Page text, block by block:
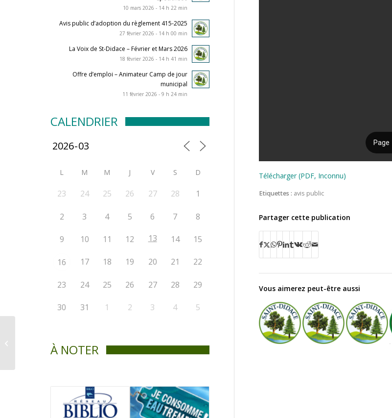
Télécharger (PDF, Inconnu)
Etiquettes : avis public
Partager cette publication
Vous aimerez peut-être aussi
10 mars 2026 - 14 h 22 min
Avis public d’adoption du règlement 415-2025
27 février 2026 - 14 h 00 min
La Voix de St-Didace – Février et Mars 2026
18 février 2026 - 14 h 41 min
Offre d’emploi – Animateur Camp de jour
municipal
11 février 2026 - 9 h 24 min
CALENDRIER
L M M J V S D
23 24 25 26 27 28 1
2 3 4 5 6 7 8
9 10 11 12 13 14 15
16 17 18 19 20 21 22
23 24 25 26 27 28 29
30 31 1 2 3 4 5
À NOTER
déontologie des